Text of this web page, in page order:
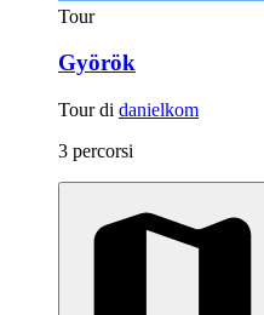
Tour
Györök
Tour di danielkom
3 percorsi